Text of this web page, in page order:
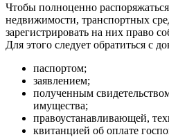
Чтобы полноценно
недвижимости, транспортных
зарегистрировать на них право
Для этого следует обратиться с
паспортом;
заявлением;
полученным
имущества;
правоустанавливающей,
квитанцией об оплате